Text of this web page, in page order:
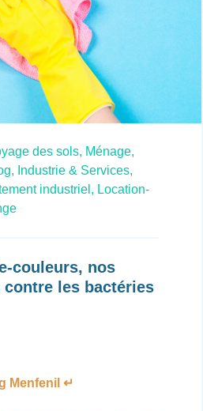
des sols, Ménage,
Industrie & Services,
industriel, Location-
couleurs, nos
les bactéries
Menfenil ↵